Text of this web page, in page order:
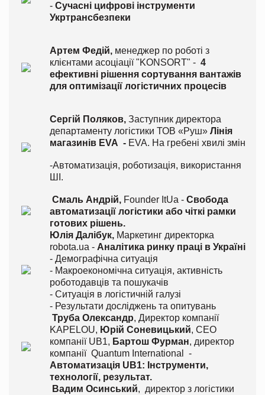
- Сучасні цифрові інструменти
Укртрансбезпеки
Артем Федій, менеджер по роботі з
клієнтами асоціації "KONSORT" - 4
ефективні рішення сортування вантажів
для оптимізації логістичних процесів
Сергій Поляков, Заступник директора
департаменту логістики ТОВ «Руш» Лінія
магазинів EVA - EVA. На гребені хвилі змін
-Автоматизація, роботизація, використання
ШІ.
Смаль Андрій, Founder ItUa - Свобода
автоматизації логістики або чіткі рамки
готових рішень.
Юлія Далібук, Маркетинг директорка
robota.ua - Аналітика ринку праці в Україні
- Демографічна ситуація
- Макроекономічна ситуація, активність
роботодавців та пошукачів
- Ситуація в логістичній галузі
- Результати досліджень та опитувань
Труба Олександр, Директор компанії
KAPELOU, Юрій Соневицький, CEO
компанії UB1, Бартош Фурман, директор
компанії Quantum International -
Автоматизація UB1: Інструменти,
технології, результат.
Вадим Осинський, директор з логістики